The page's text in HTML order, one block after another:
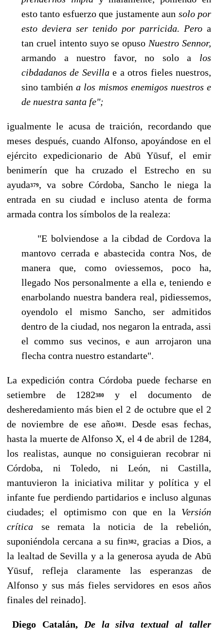
esto tanto esfuerzo que justa­mente aun solo por
esto deviera ser tenido por parricida. Pero a
tan cruel in­tento suyo se opuso Nuestro Sennor,
armando a nuestro favor, no solo a los
cibdadanos de Sevillae a otros fieles nuestros,
sino tambiéna los mismos enemigos nuestros e
de nuestra santa fe";
igualmente le acusa de traición, recordando que
meses después, cuando Alfonso, apoyándose en el
ejército expedicionario de Abū Yūsuf, el emir
benimerín que ha cruzado el Estrecho en su
ayuda379, va sobre Córdoba, Sancho le niega la
entrada en su ciudad e incluso atenta de forma
armada contra los símbolos de la realeza:
"E bolviendose a la cibdad de Cordova la
mantovo cerrada e abastecida con­tra Nos, de
manera que, como oviessemos, poco ha,
llegado Nos personal­mente a ella e, teniendo e
enarbolando nuestra bandera real, pidiessemos,
oyendolo el mismo Sancho, ser admitidos
dentro de la ciudad, nos negaron la entrada, assi
el commo sus vecinos, e aun arrojaron una
flecha contra nuestro estandarte".
La expedición contra Córdoba puede fecharse en
setiembre de 1282380
y el documento de
desheredamiento más bien el 2 de octubre que el 2
de noviembre de ese año381 . Des­de esas fechas,
hasta la muerte de Alfonso X, el 4 de abril de 1284,
los realistas, aun­que no consiguieran recobrar ni
Córdoba, ni Toledo, ni León, ni Castilla,
mantuvieron la iniciativa militar y política y el
infante fue perdiendo partidarios e incluso algunas
ciudades; el optimismo con que en la Versión
crítica se remata la noticia de la rebelión,
suponiéndola cercana a su fin382, gracias a Dios, a
la lealtad de Sevilla y a la generosa ayuda de Abū
Yūsuf, refleja claramente las esperanzas de
Alfonso y sus más fieles ser­vidores en esos años
finales del reinado].
Diego Catalán,De la silva textual al taller